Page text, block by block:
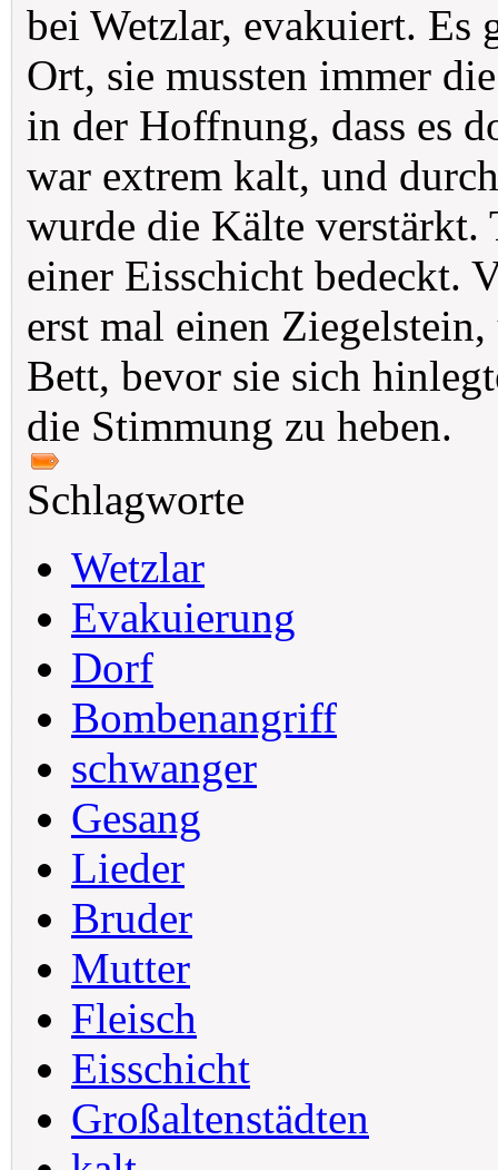
bei Wetzlar, evakuiert. Es
Ort, sie mussten immer
in der Hoffnung, dass es
war extrem kalt, und
wurde die Kälte verstärkt.
einer Eisschicht bedeckt.
erst mal einen
Bett, bevor sie sich
die Stimmung zu heben.
Schlagworte
Wetzlar
Evakuierung
Dorf
Bombenangriff
schwanger
Gesang
Lieder
Bruder
Mutter
Fleisch
Eisschicht
Großaltenstädten